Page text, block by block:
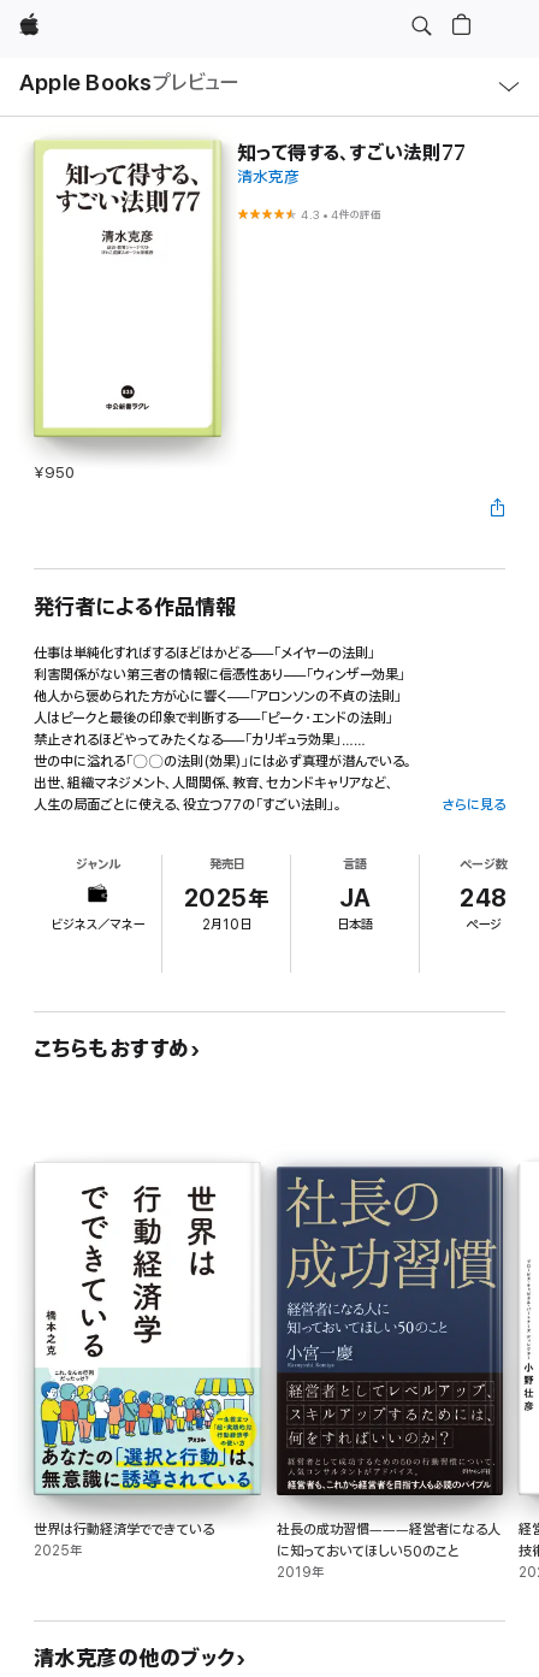
Apple
Apple Booksプレビュー
ル
知って得する、すごい法則77
清水克彦
4.3 •4件の評価
¥950
発行者による作品情報
仕事は単純化すればするほどはかどる──「メイヤーの法則」
利害関係がない第三者の情報に信憑性あり──「ウィンザー効果」
他人から褒められた方が心に響く──「アロンソンの不貞の法則」
人はピークと最後の印象で判断する──「ピーク・エンドの法則」
禁止されるほどやってみたくなる──「カリギュラ効果」……
世の中に溢れる「〇〇の法則(効果)」には必ず真理が潜んでいる。
出世、組織マネジメント、人間関係、教育、セカンドキャリアなど、
人生の局面ごとに使える、役立つ77の「すごい法則」。
さらに見る
ジャンル
ビジネス／マネー
発売日
2025年
2月10日
言語
JA
日本語
ページ数
248
ページ
こちらもおすすめ
世界は行動経済学でできている
2025年
社長の成功習慣―――経営者になる人
に知っておいてほしい50のこと
2019年
経
技
清水克彦の他のブック